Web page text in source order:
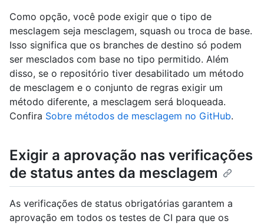
Como opção, você pode exigir que o tipo de
mesclagem seja mesclagem, squash ou troca de base.
Isso significa que os branches de destino só podem
ser mesclados com base no tipo permitido. Além
disso, se o repositório tiver desabilitado um método
de mesclagem e o conjunto de regras exigir um
método diferente, a mesclagem será bloqueada.
Confira Sobre métodos de mesclagem no GitHub.
Exigir a aprovação nas verificações
de status antes da mesclagem
As verificações de status obrigatórias garantem a
aprovação em todos os testes de CI para que os